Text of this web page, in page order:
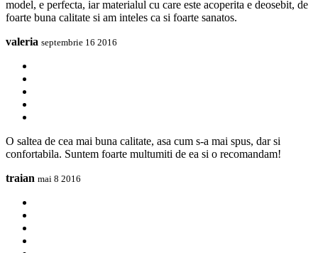
model, e perfecta, iar materialul cu care este acoperita e deosebit, de
foarte buna calitate si am inteles ca si foarte sanatos.
valeria septembrie 16 2016
O saltea de cea mai buna calitate, asa cum s-a mai spus, dar si
confortabila. Suntem foarte multumiti de ea si o recomandam!
traian mai 8 2016